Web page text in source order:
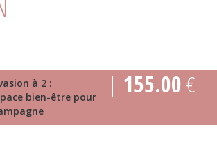
à 2 :
bien-être pour
155.00€